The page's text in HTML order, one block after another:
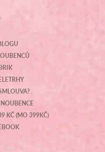
KČ (MO 399KČ)